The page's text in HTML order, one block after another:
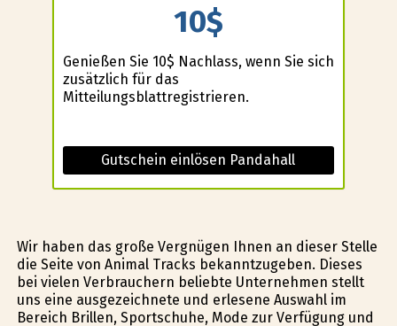
10$
Genießen Sie 10$ Nachlass, wenn Sie sich
zusätzlich für das
Mitteilungsblattregistrieren.
Gutschein einlösen Pandahall
Wir haben das große Vergnügen Ihnen an dieser Stelle
die Seite von Animal Tracks bekanntzugeben. Dieses
bei vielen Verbrauchern beliebte Unternehmen stellt
uns eine ausgezeichnete und erlesene Auswahl im
Bereich Brillen, Sportschuhe, Mode zur Verfügung und